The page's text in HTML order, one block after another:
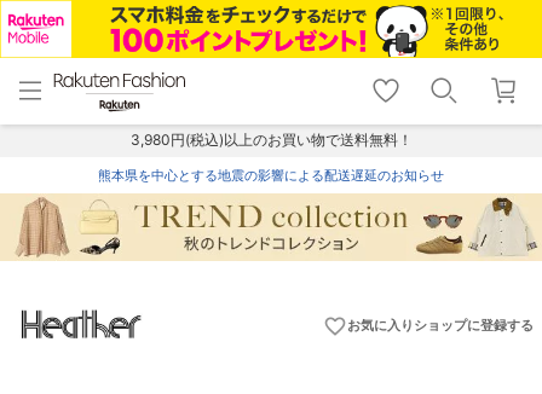
menu home
トップ
shopping_cart lock_outline
ログイン
3,980円(税込)以上のお買い物で送料無料！
熊本県を中心とする地震の影響による配送遅延のお知らせ
favorite_borderお気に入りショップに登録する